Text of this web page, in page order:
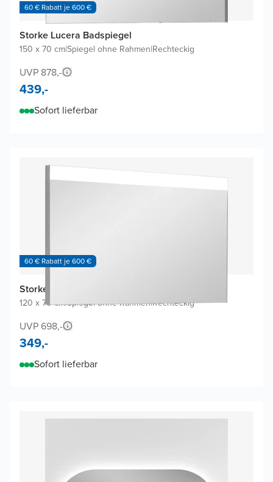
60 € Rabatt je 600 €
Storke Lucera Badspiegel
150 x 70 cm|Spiegel ohne Rahmen|Rechteckig
UVP 878,-
439,-
Sofort lieferbar
60 € Rabatt je 600 €
Storke Lucera Badspiegel
120 x 70 cm|Spiegel ohne Rahmen|Rechteckig
UVP 698,-
349,-
Sofort lieferbar